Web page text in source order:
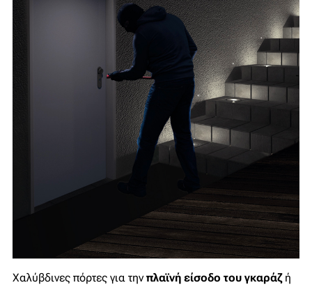
Χαλύβδινες πόρτες για τηνπλαϊνή είσοδο του γκαράζή